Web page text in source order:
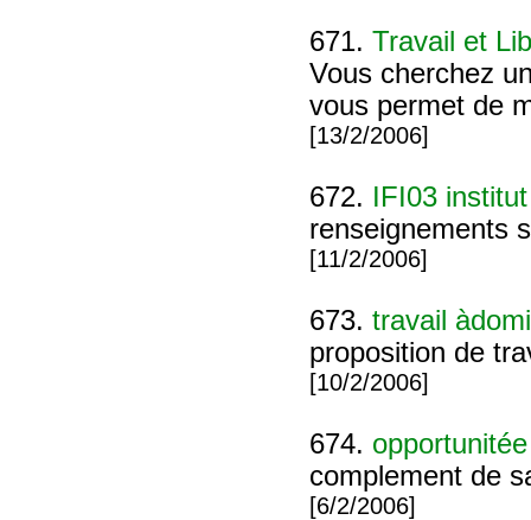
671. Travail et
Vous cherchez
vous permet de
[13/2/2006]
672. IFI03
renseignements
[11/2/2006]
673. travail
proposition de
[10/2/2006]
674.
complement de
[6/2/2006]